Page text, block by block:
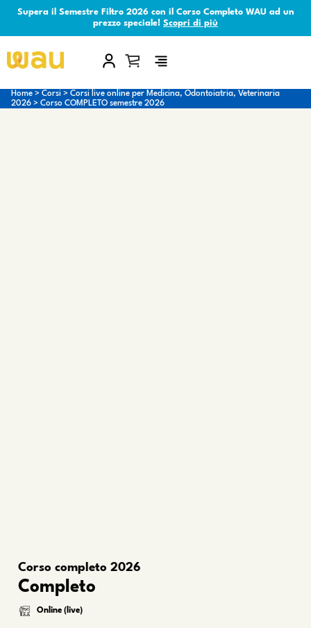
Supera il Semestre Filtro 2026 con il Corso Completo WAU ad un
prezzo speciale! Scopri di più
×
Home > Corsi > Corsi live online per Medicina, Odontoiatria, Veterinaria
2026 > Corso COMPLETO semestre 2026
Corso completo 2026
Completo
Online (live)